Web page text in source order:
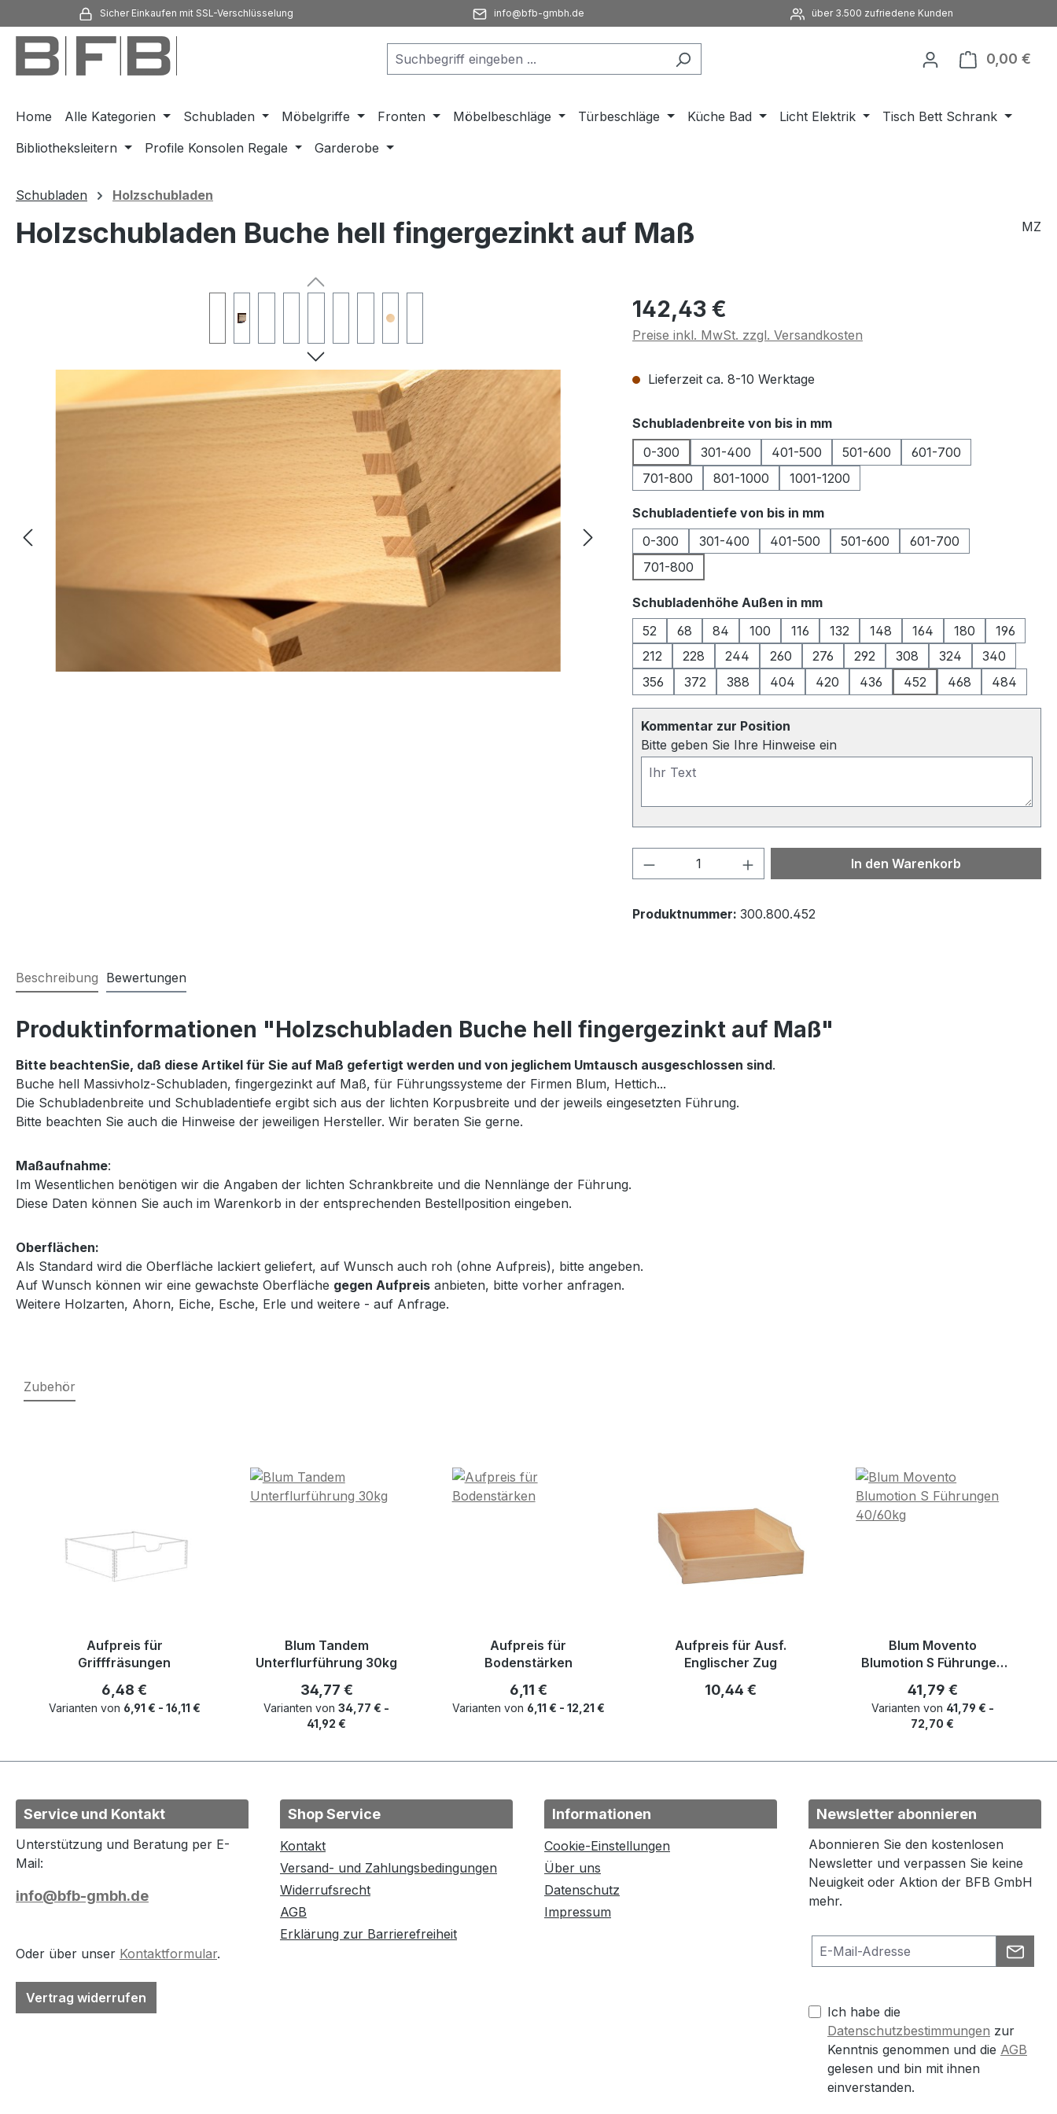
Hauptinhalt springen
Zur Suche springen
Zur Hauptnavigation springen
Sicher Einkaufen mit SSL-Verschlüsselung info@bfb-gmbh.de über 3.500 zufriedene Kunden
0,00 €
Home Alle Kategorien Schubladen Möbelgriffe Fronten Möbelbeschläge Türbeschläge Küche Bad Licht Elektrik
Tisch Bett Schrank
Bibliotheksleitern
Profile Konsolen Regale Garderobe
Schubladen Holzschubladen
Holzschubladen Buche hell fingergezinkt auf Maß MZ
Regulärer Preis:
142,43 €
Preise inkl. MwSt. zzgl. Versandkosten
Lieferzeit ca. 8-10 Werktage
Schubladenbreite von bis in mmauswählen
0-300
301-400 401-500 501-600
601-700
701-800
801-1000 1001-1200
Schubladentiefe von bis in mmauswählen
0-300
301-400 401-500 501-600
601-700
701-800
Schubladenhöhe Außen in mmauswählen
52
68 84 100 116 132 148 164 180
196
212
228 244 260 276 292 308 324
340
356
372 388 404 420 436 452 468 484
Kommentar zur Position
Bitte geben Sie Ihre Hinweise ein
Produkt Anzahl: Gib den gewünschten Wert
In den Warenkorb
Produktnummer: 300.800.452
Beschreibung Bewertungen
Produktinformationen "Holzschubladen Buche hell fingergezinkt auf Maß"
Bitte beachtenSie, daß diese Artikel für Sie auf Maß gefertigt werden und von jeglichem Umtausch ausgeschlossen sind.
Buche hell Massivholz-Schubladen, fingergezinkt auf Maß, für Führungssysteme der Firmen Blum, Hettich...
Die Schubladenbreite und Schubladentiefe ergibt sich aus der lichten Korpusbreite und der jeweils eingesetzten Führung.
Bitte beachten Sie auch die Hinweise der jeweiligen Hersteller. Wir beraten Sie gerne.
Maßaufnahme:
Im Wesentlichen benötigen wir die Angaben der lichten Schrankbreite und die Nennlänge der Führung.
Diese Daten können Sie auch im Warenkorb in der entsprechenden Bestellposition eingeben.
Oberflächen:
Als Standard wird die Oberfläche lackiert geliefert, auf Wunsch auch roh (ohne Aufpreis), bitte angeben.
Auf Wunsch können wir eine gewachste Oberfläche gegen Aufpreis anbieten, bitte vorher anfragen.
Weitere Holzarten, Ahorn, Eiche, Esche, Erle und weitere - auf Anfrage.
Zubehör
Aufpreis für
Grifffräsungen
Regulärer Preis:
6,48 €
Varianten von 6,91 € - 16,11 €
Blum Tandem
Unterflurführung 30kg
Regulärer Preis:
34,77 €
Varianten von34,77 € -
41,92 €
Aufpreis für
Bodenstärken
Regulärer Preis:
6,11 €
Varianten von 6,11 € - 12,21 €
Aufpreis für Ausf.
Englischer Zug
Regulärer Preis:
10,44 €
Blum Movento
Blumotion S Führungen
Regulärer Preis:
41,79 €
Varianten von 41,79 € -
72,70 €
Service und Kontakt
Unterstützung und Beratung per E-
Mail:
info@bfb-gmbh.de
Oder über unser Kontaktformular.
Vertrag widerrufen
Shop Service
Kontakt
Versand- und Zahlungsbedingungen
Widerrufsrecht
AGB
Erklärung zur Barrierefreiheit
Informationen
Cookie-Einstellungen
Über uns
Datenschutz
Impressum
Newsletter abonnieren
Abonnieren Sie den kostenlosen
Newsletter und verpassen Sie keine
Neuigkeit oder Aktion der BFB GmbH
mehr.
Ich habe die
Datenschutzbestimmungen zur
Kenntnis genommen und die AGB
gelesen und bin mit ihnen
einverstanden.